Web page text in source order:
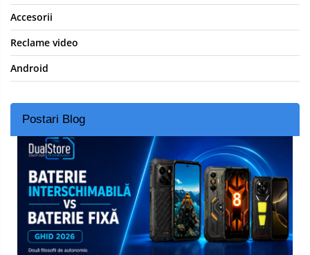
Accesorii
Reclame video
Android
Postari Blog